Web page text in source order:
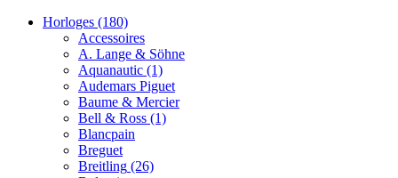
Horloges (180)
Accessoires
A. Lange & Söhne
Aquanautic (1)
Audemars Piguet
Baume & Mercier
Bell & Ross (1)
Blancpain
Breguet
Breitling (26)